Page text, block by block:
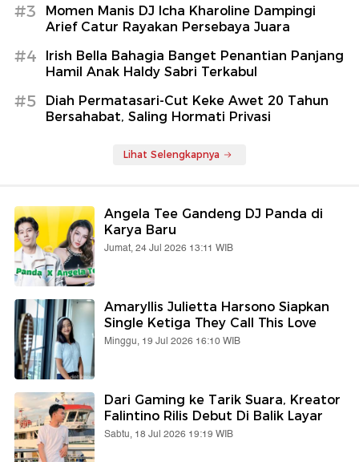
#3
Momen Manis DJ Icha Kharoline Dampingi
Arief Catur Rayakan Persebaya Juara
#4
Irish Bella Bahagia Banget Penantian Panjang
Hamil Anak Haldy Sabri Terkabul
#5
Diah Permatasari-Cut Keke Awet 20 Tahun
Bersahabat, Saling Hormati Privasi
Lihat Selengkapnya
Angela Tee Gandeng DJ Panda di
Karya Baru
Jumat, 24 Jul 2026 13:11 WIB
Amaryllis Julietta Harsono Siapkan
Single Ketiga They Call This Love
Minggu, 19 Jul 2026 16:10 WIB
Dari Gaming ke Tarik Suara, Kreator
Falintino Rilis Debut Di Balik Layar
Sabtu, 18 Jul 2026 19:19 WIB